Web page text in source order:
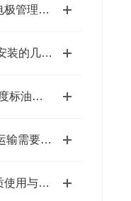
油料光谱仪盘棒电极管理规范说明
TEKMAR七通阀安装的几个阶段
CANNON运动粘度标油的具体作用有哪些？
美国VHG标油的运输需要注意哪些问题？
油中颗粒标准物质使用与存放要求